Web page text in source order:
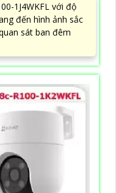
1J4WKFL với độ
đến hình ảnh sắc
sát ban đêm